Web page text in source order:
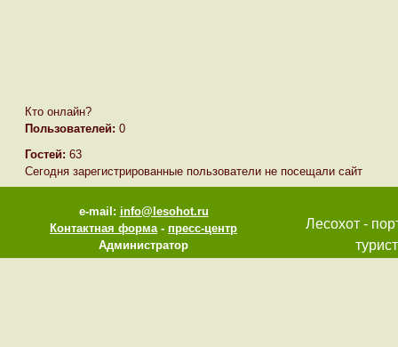
Кто онлайн?
Пользователей: 0
Гостей: 63
Сегодня зарегистрированные пользователи не посещали сайт
e-mail: info@lesohot.ru
Контактная форма-пресс-центр
Администратор
Лесохот -